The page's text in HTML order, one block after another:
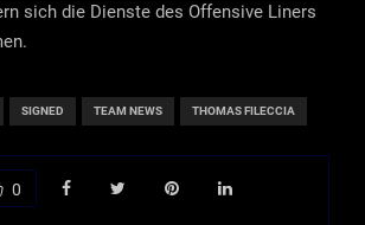
sich die Dienste des Offensive Liners
SIGNED TEAM NEWS THOMAS FILECCIA
0